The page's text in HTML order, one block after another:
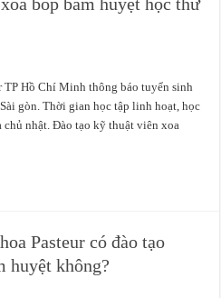
tại Sài Gòn năm 2020
Gòn năm 2020
Sài Gòn năm 2020
học thứ 7 chủ nhật
TP Hồ Chí Minh thông báo tuyển sinh
gòn. Thời gian học tập linh hoạt, học
nhật. Đào tạo kỹ thuật viên xoa
Pasteur có đào tạo
huyệt không?